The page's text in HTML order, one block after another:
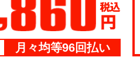
月々均等96回払い